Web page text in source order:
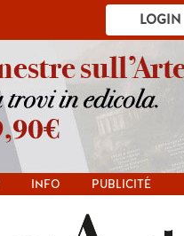
LOGIN
INFO PUBLICITÉ